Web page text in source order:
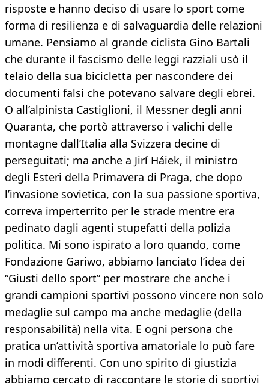
risposte e hanno deciso di usare lo sport come
forma di resilienza e di salvaguardia delle relazioni
umane. Pensiamo al grande ciclista Gino Bartali
che durante il fascismo delle leggi razziali usò il
telaio della sua bicicletta per nascondere dei
documenti falsi che potevano salvare degli ebrei.
O all’alpinista Castiglioni, il Messner degli anni
Quaranta, che portò attraverso i valichi delle
montagne dall’Italia alla Svizzera decine di
perseguitati; ma anche a Jirí Háiek, il ministro
degli Esteri della Primavera di Praga, che dopo
l’invasione sovietica, con la sua passione sportiva,
correva imperterrito per le strade mentre era
pedinato dagli agenti stupefatti della polizia
politica. Mi sono ispirato a loro quando, come
Fondazione Gariwo, abbiamo lanciato l’idea dei
“Giusti dello sport” per mostrare che anche i
grandi campioni sportivi possono vincere non solo
medaglie sul campo ma anche medaglie (della
responsabilità) nella vita. E ogni persona che
pratica un’attività sportiva amatoriale lo può fare
in modi differenti. Con uno spirito di giustizia
abbiamo cercato di raccontare le storie di sportivi